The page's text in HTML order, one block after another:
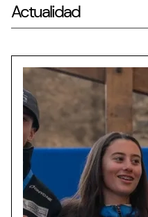
Actualidad